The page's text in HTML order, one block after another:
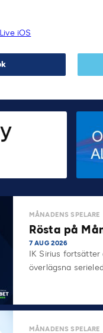
iOS
MÅNADENS SPELARE
Rösta på
7 AUG 2026
IK Sirius fortsätter
överlägsna
MÅNADENS SPELARE